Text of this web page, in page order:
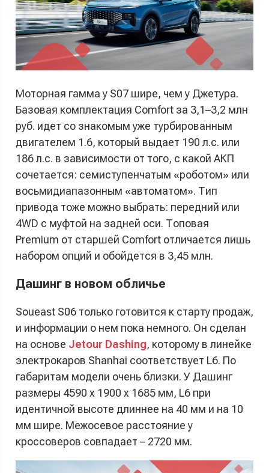
Моторная гамма у S07 шире, чем у Джетура.
Базовая комплектация Comfort за 3,1–3,2 млн
руб. идет со знакомым уже турбированным
двигателем 1.6, который выдает 190 л.с. или
186 л.с. в зависимости от того, с какой АКП
сочетается: семиступенчатым «роботом» или
восьмидиапазонным «автоматом». Тип
привода тоже можно выбрать: передний или
4WD с муфтой на задней оси. Топовая
Premium от старшей Comfort отличается лишь
набором опций и обойдется в 3,45 млн.
Дашинг в новом обличье
Soueast S06 только готовится к старту продаж,
и информации о нем пока немного. Он сделан
на основе Jetour Dashing, которому в линейке
электрокаров Shanhai соответствует L6. По
габаритам модели очень близки. У Дашинг
размеры 4590 x 1900 x 1685 мм, L6 при
идентичной высоте длиннее на 40 мм и на 10
мм шире. Межосевое расстояние у
кроссоверов совпадает – 2720 мм.